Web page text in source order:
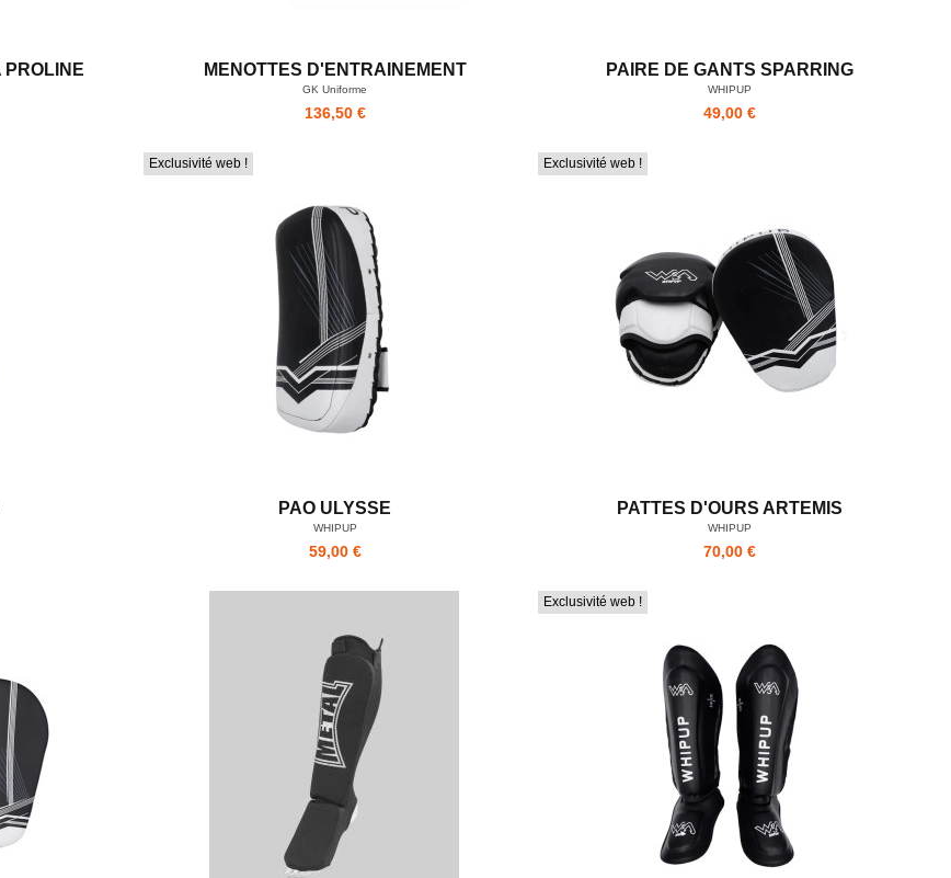
PROLINE MENOTTES D'ENTRAINEMENT
GK Uniforme
136,50 €
PAIRE DE GANTS SPARRING
WHIPUP
49,00 €
Exclusivité web !
PAO ULYSSE
WHIPUP
59,00 €
Exclusivité web !
PATTES D'OURS ARTEMIS
WHIPUP
70,00 €
Exclusivité web !